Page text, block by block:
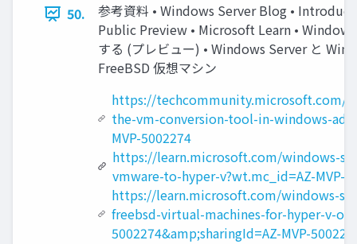
50.
参考資料 • Windows Server Blog •
Public Preview • Microsoft Learn •
する (プレビュー) • Windows Server と
FreeBSD 仮想マシン
https://techcommunity.microsoft.com/
the-vm-conversion-tool-in-windows-
MVP-5002274
https://learn.microsoft.com/windows-
vmware-to-hyper-v?wt.mc_id=AZ-MVP-
https://learn.microsoft.com/windows-
freebsd-virtual-machines-for-hyper-v-
5002274&amp;sharingId=AZ-MVP-